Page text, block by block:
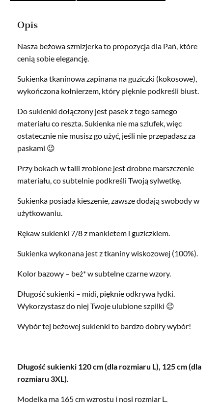
Opis
Nasza beżowa szmizjerka to propozycja dla Pań, które
cenią sobie elegancję.
Sukienka tkaninowa zapinana na guziczki (kokosowe),
wykończona kołnierzem, który pięknie podkreśli biust.
Do sukienki dołączony jest pasek z tego samego
materiału co reszta. Sukienka nie ma szlufek, więc
ostatecznie nie musisz go użyć, jeśli nie przepadasz za
paskami 😉
Przy bokach w talii zrobione jest drobne marszczenie
materiału, co subtelnie podkreśli Twoją sylwetkę.
Sukienka posiada kieszenie, zawsze dodają swobody w
użytkowaniu.
Rękaw sukienki 7/8 z mankietem i guziczkiem.
Sukienka wykonana jest z tkaniny wiskozowej (100%).
Kolor bazowy – beż* w subtelne czarne wzory.
Długość sukienki – midi, pięknie odkrywa łydki.
Wykorzystasz do niej Twoje ulubione szpilki 😉
Wybór tej beżowej sukienki to bardzo dobry wybór!
Długość sukienki 120 cm (dla rozmiaru L), 125 cm (dla
rozmiaru 3XL).
Modelka ma 165 cm wzrostu i nosi rozmiar L.